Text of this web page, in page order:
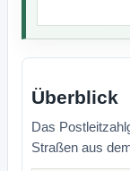
Überblick
Das
Straßen aus